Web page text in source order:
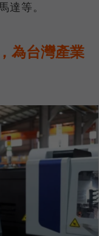
達等。
為台灣產業